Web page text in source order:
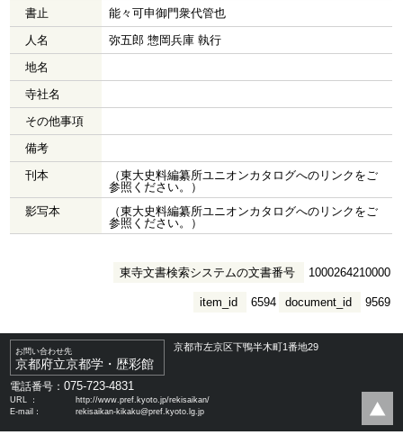
書止
能々可申御門衆代管也
人名
弥五郎 惣岡兵庫 執行
地名
寺社名
その他事項
備考
刊本
（東大史料編纂所ユニオンカタログへのリンクをご
参照ください。）
影写本
（東大史料編纂所ユニオンカタログへのリンクをご
参照ください。）
東寺文書検索システムの文書番号 1000264210000
document_id 9569
item_id 6594
お問い合わせ先
京都府立京都学・歴彩館
京都市左京区下鴨半木町1番地29
電話番号：075-723-4831
URL ：
http://www.pref.kyoto.jp/rekisaikan/
E-mail：
rekisaikan-kikaku@pref.kyoto.lg.jp